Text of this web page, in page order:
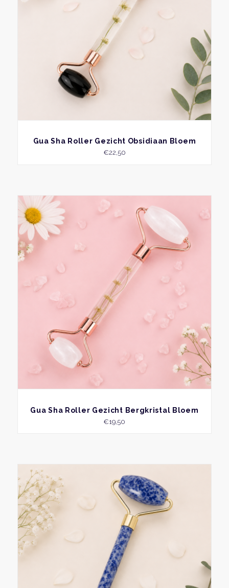
BEKIJK
Gua Sha Roller Gezicht Obsidiaan Bloem
€22,50
BEKIJK
Gua Sha Roller Gezicht Bergkristal Bloem
€19,50